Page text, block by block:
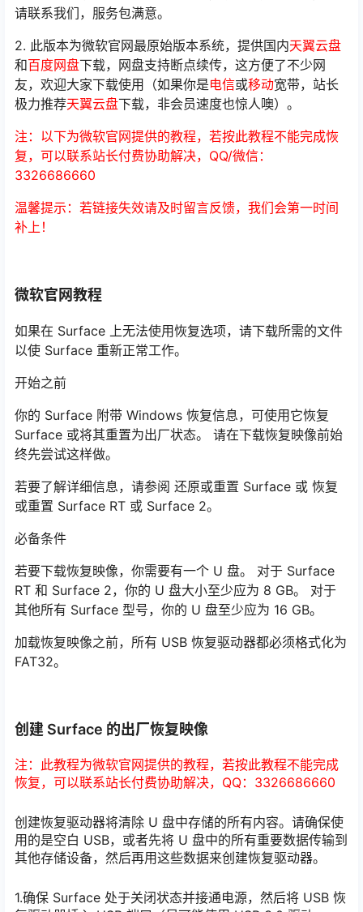
请联系我们，服务包满意。
2. 此版本为微软官网最原始版本系统，提供国内天翼云盘
和百度网盘下载，网盘支持断点续传，这方便了不少网
友，欢迎大家下载使用（如果你是电信或移动宽带，站长
极力推荐天翼云盘下载，非会员速度也惊人噢）。
注：以下为微软官网提供的教程，若按此教程不能完成恢
复，可以联系站长付费协助解决，QQ/微信：
3326686660
温馨提示：若链接失效请及时留言反馈，我们会第一时间
补上！
微软官网教程
如果在 Surface 上无法使用恢复选项，请下载所需的文件
以使 Surface 重新正常工作。
开始之前
你的 Surface 附带 Windows 恢复信息，可使用它恢复
Surface 或将其重置为出厂状态。 请在下载恢复映像前始
终先尝试这样做。
若要了解详细信息，请参阅 还原或重置 Surface 或 恢复
或重置 Surface RT 或 Surface 2。
必备条件
若要下载恢复映像，你需要有一个 U 盘。 对于 Surface
RT 和 Surface 2，你的 U 盘大小至少应为 8 GB。 对于
其他所有 Surface 型号，你的 U 盘至少应为 16 GB。
加载恢复映像之前，所有 USB 恢复驱动器都必须格式化为
FAT32。
创建 Surface 的出厂恢复映像
注：此教程为微软官网提供的教程，若按此教程不能完成
恢复，可以联系站长付费协助解决，QQ：3326686660
创建恢复驱动器将清除 U 盘中存储的所有内容。请确保使
用的是空白 USB，或者先将 U 盘中的所有重要数据传输到
其他存储设备，然后再用这些数据来创建恢复驱动器。
1.确保 Surface 处于关闭状态并接通电源，然后将 USB 恢